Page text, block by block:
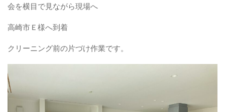
会を横目で見ながら現場へ
高崎市Ｅ様へ到着
クリーニング前の片づけ作業です。